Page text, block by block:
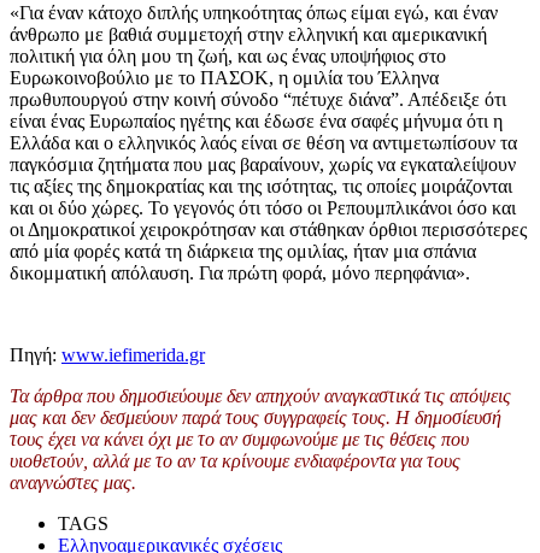
«Για έναν κάτοχο διπλής υπηκοότητας όπως είμαι εγώ, και έναν
άνθρωπο με βαθιά συμμετοχή στην ελληνική και αμερικανική
πολιτική για όλη μου τη ζωή, και ως ένας υποψήφιος στο
Ευρωκοινοβούλιο με το ΠΑΣΟΚ, η ομιλία του Έλληνα
πρωθυπουργού στην κοινή σύνοδο “πέτυχε διάνα”. Απέδειξε ότι
είναι ένας Ευρωπαίος ηγέτης και έδωσε ένα σαφές μήνυμα ότι η
Ελλάδα και ο ελληνικός λαός είναι σε θέση να αντιμετωπίσουν τα
παγκόσμια ζητήματα που μας βαραίνουν, χωρίς να εγκαταλείψουν
τις αξίες της δημοκρατίας και της ισότητας, τις οποίες μοιράζονται
και οι δύο χώρες. Το γεγονός ότι τόσο οι Ρεπουμπλικάνοι όσο και
οι Δημοκρατικοί χειροκρότησαν και στάθηκαν όρθιοι περισσότερες
από μία φορές κατά τη διάρκεια της ομιλίας, ήταν μια σπάνια
δικομματική απόλαυση. Για πρώτη φορά, μόνο περηφάνια».
Πηγή: www.iefimerida.gr
Τα άρθρα που δημοσιεύουμε δεν απηχούν αναγκαστικά τις απόψεις
μας και δεν δεσμεύουν παρά τους συγγραφείς τους. Η δημοσίευσή
τους έχει να κάνει όχι με το αν συμφωνούμε με τις θέσεις που
υιοθετούν, αλλά με το αν τα κρίνουμε ενδιαφέροντα για τους
αναγνώστες μας.
TAGS
Ελληνοαμερικανικές σχέσεις